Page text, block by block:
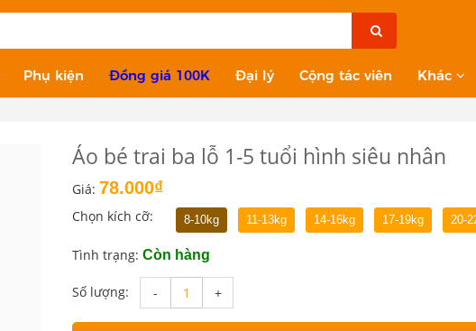
Phụ kiện Đồng giá 100K Đại lý Cộng tác viên Khác
Áo bé trai ba lỗ 1-5 tuổi hình siêu nhân
Giá: 78.000₫
Chọn kích cỡ: 8-10kg 11-13kg 14-16kg 17-19kg 20-
Tình trạng: Còn hàng
Số lượng: - +